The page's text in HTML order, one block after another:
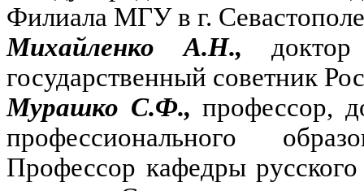
Филиала МГУ в г.
Михайленко А.Н.,
государственный советник
Мурашко С.Ф., профессор,
профессионального
Профессор кафедры